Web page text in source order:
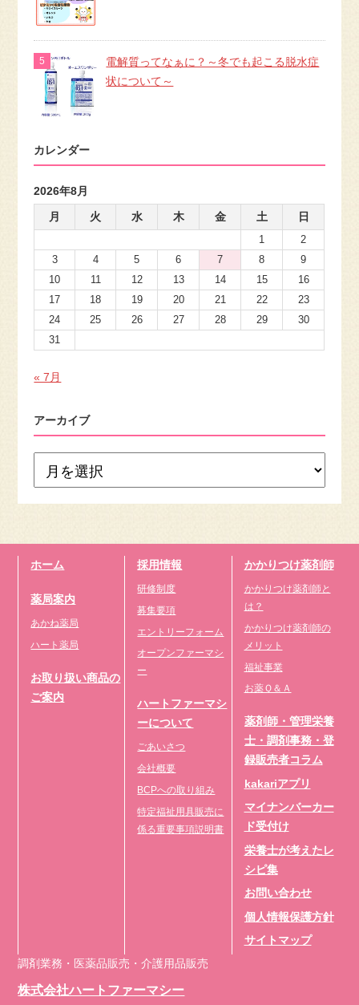
電解質ってなぁに？～冬でも起こる脱水症
状について～
カレンダー
2026年8月
月
火 水 木 金 土 日
1
2
3
4 5 6 7 8
9
10
11 12 13 14 15
16
17
18 19 20 21 22
23
24
25 26 27 28 29
30
31
« 7月
アーカイブ
ホーム
薬局案内
あかね薬局
ハート薬局
お取り扱い商品の
ご案内
採用情報
研修制度
募集要項
エントリーフォーム
オープンファーマシ
ー
ハートファーマシ
ーについて
ごあいさつ
会社概要
BCPへの取り組み
特定福祉用具販売に
係る重要事項説明書
かかりつけ薬剤師
かかりつけ薬剤師と
は？
かかりつけ薬剤師の
メリット
福祉事業
お薬Ｑ＆Ａ
薬剤師・管理栄養
士・調剤事務・登
録販売者コラム
kakariアプリ
マイナンバーカー
ド受付け
栄養士が考えたレ
シピ集
お問い合わせ
個人情報保護方針
サイトマップ
調剤業務・医薬品販売・介護用品販売
株式会社ハートファーマシー